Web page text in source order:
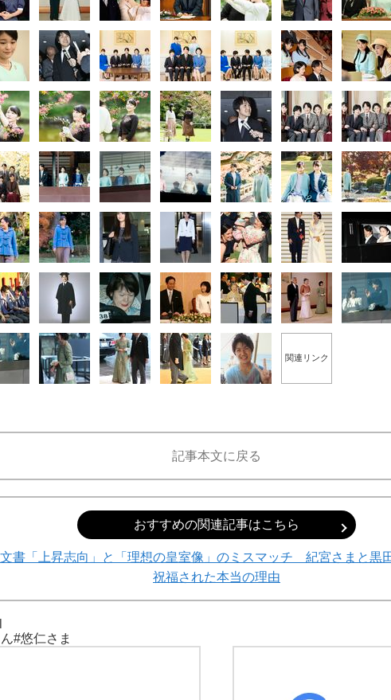
関連リンク
記事本文に戻る
おすすめの関連記事はこちら
書「上昇志向」と「理想の皇室像」のミスマッチ 紀宮さまと黒
祝福された本当の理由
#悠仁さま